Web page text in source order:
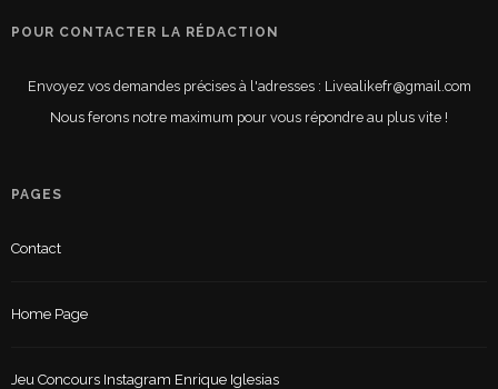
POUR CONTACTER LA RÉDACTION
Envoyez vos demandes précises à l'adresses : Livealikefr@gmail.com
Nous ferons notre maximum pour vous répondre au plus vite !
PAGES
Contact
Home Page
Jeu Concours Instagram Enrique Iglesias